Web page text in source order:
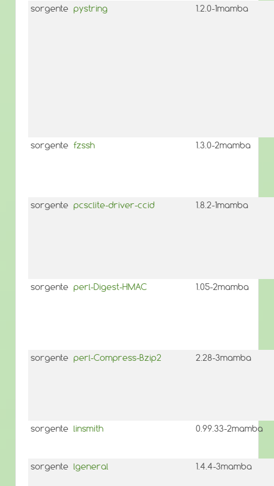
sorgente pystring 1.2.0-1mamba
sorgente fzssh 1.3.0-2mamba
sorgente pcsclite-driver-ccid 1.8.2-1mamba
sorgente perl-Digest-HMAC 1.05-2mamba
sorgente perl-Compress-Bzip2 2.28-3mamba
sorgente linsmith 0.99.33-2mamba
sorgente lgeneral 1.4.4-3mamba